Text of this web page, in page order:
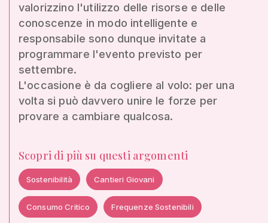
valorizzino l'utilizzo delle risorse e delle
conoscenze in modo intelligente e
responsabile sono dunque invitate a
programmare l'evento previsto per
settembre.
L'occasione è da cogliere al volo: per una
volta si può davvero unire le forze per
provare a cambiare qualcosa.
Scopri di più su questi argomenti
Sostenibilità Cantieri Giovani
Consumo Critico Frequenze Sostenibili